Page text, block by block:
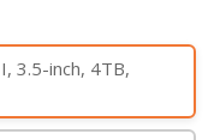
3.5-inch, 4TB,